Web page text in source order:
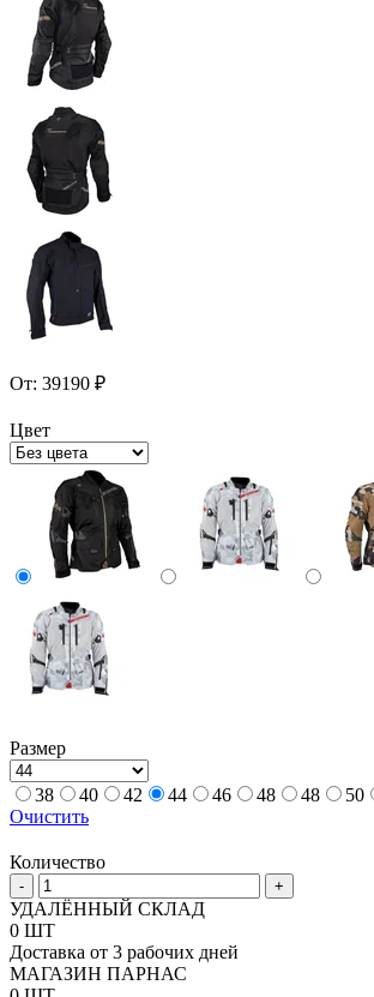
От: 39190 ₽
Цвет
Размер
38 40 42 44 46 48 48 50
Очистить
Количество
-
Количество
товара
Куртка
Leatt
FlowTour
7.5
+
УДАЛЁННЫЙ СКЛАД
0 ШТ
Доставка от 3 рабочих дней
МАГАЗИН ПАРНАС